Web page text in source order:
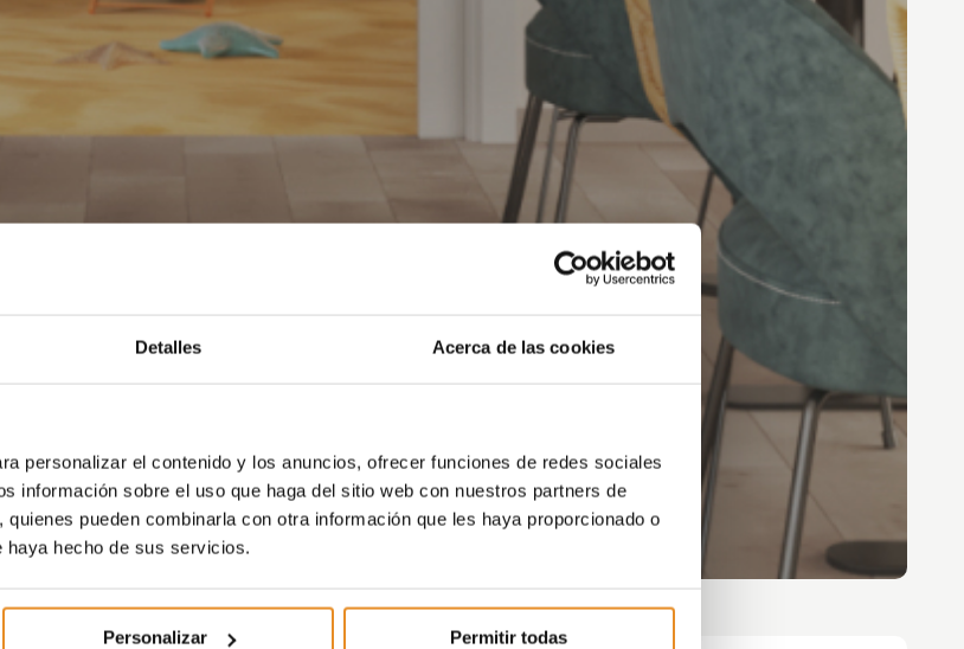
Detalles Acerca de las cookies
personalizar el contenido y los anuncios, ofrecer funciones de redes sociales
información sobre el uso que haga del sitio web con nuestros partners de
pueden combinarla con otra información que les haya proporcionado o
haya hecho de sus servicios.
Personalizar Permitir todas